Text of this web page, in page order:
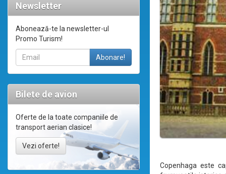
Newsletter
Abonează-te la newsletter-ul
Promo Turism!
Bilete de avion
Oferte de la toate companiile de
transport aerian clasice!
Vezi oferte!
Copenhaga este